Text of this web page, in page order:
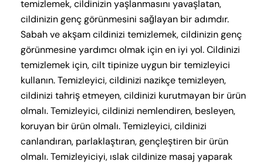
temizlemek, cildinizin yaşlanmasını yavaşlatan,
cildinizin genç görünmesini sağlayan bir adımdır.
Sabah ve akşam cildinizi temizlemek, cildinizin genç
görünmesine yardımcı olmak için en iyi yol. Cildinizi
temizlemek için, cilt tipinize uygun bir temizleyici
kullanın. Temizleyici, cildinizi nazikçe temizleyen,
cildinizi tahriş etmeyen, cildinizi kurutmayan bir ürün
olmalı. Temizleyici, cildinizi nemlendiren, besleyen,
koruyan bir ürün olmalı. Temizleyici, cildinizi
canlandıran, parlaklaştıran, gençleştiren bir ürün
olmalı. Temizleyiciyi, ıslak cildinize masaj yaparak